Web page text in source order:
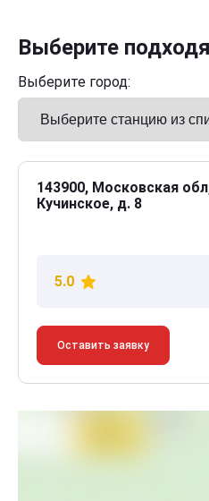
Выберите
Выберите город:
143900, Московская
Кучинское, д. 8
5.0
Оставить заявку